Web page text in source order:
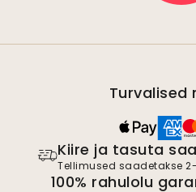
Turvalised
Kiire ja tasuta
Tellimused saadetakse
100% rahulolu